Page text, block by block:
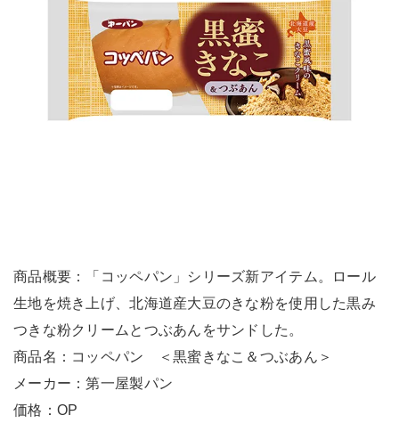
商品概要：「コッペパン」シリーズ新アイテム。ロール
生地を焼き上げ、北海道産大豆のきな粉を使用した黒み
つきな粉クリームとつぶあんをサンドした。
商品名：コッペパン ＜黒蜜きなこ＆つぶあん＞
メーカー：第一屋製パン
価格：OP